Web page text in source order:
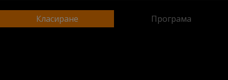
Класиране Програма